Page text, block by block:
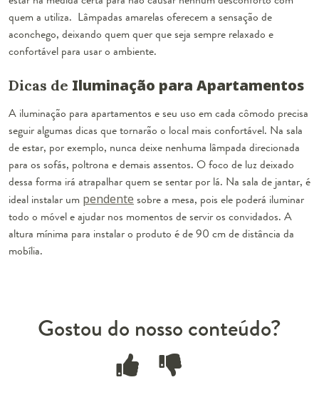
quem a utiliza. Lâmpadas amarelas oferecem a sensação de
aconchego, deixando quem quer que seja sempre relaxado e
confortável para usar o ambiente.
Dicas de Iluminação para Apartamentos
A iluminação para apartamentos e seu uso em cada cômodo precisa
seguir algumas dicas que tornarão o local mais confortável. Na sala
de estar, por exemplo, nunca deixe nenhuma lâmpada direcionada
para os sofás, poltrona e demais assentos. O foco de luz deixado
dessa forma irá atrapalhar quem se sentar por lá. Na sala de jantar, é
ideal instalar um pendente sobre a mesa, pois ele poderá iluminar
todo o móvel e ajudar nos momentos de servir os convidados. A
altura mínima para instalar o produto é de 90 cm de distância da
mobília.
Gostou do nosso conteúdo?